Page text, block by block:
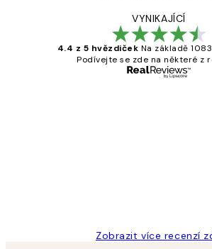
VYNIKAJÍCÍ
4.4 z 5 hvězdiček Na základě
Podívejte se zde na některé z
Zobrazit více recenzí